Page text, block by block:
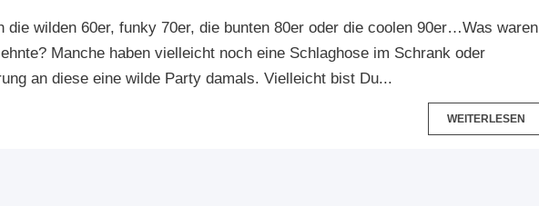
die wilden 60er, funky 70er, die bunten 80er oder die coolen 90er…Was waren
Manche haben vielleicht noch eine Schlaghose im Schrank oder
an diese eine wilde Party damals. Vielleicht bist Du...
WEITERLESEN